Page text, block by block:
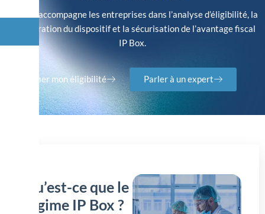
AREAD accompagne les entreprises dans l’analyse d’éligibilité, la
structuration du dispositif et la sécurisation de l’avantage fiscal
IP Box.
Vérifier mon éligibilité Parler à un expert
Qu’est-ce que le
régime IP Box ?